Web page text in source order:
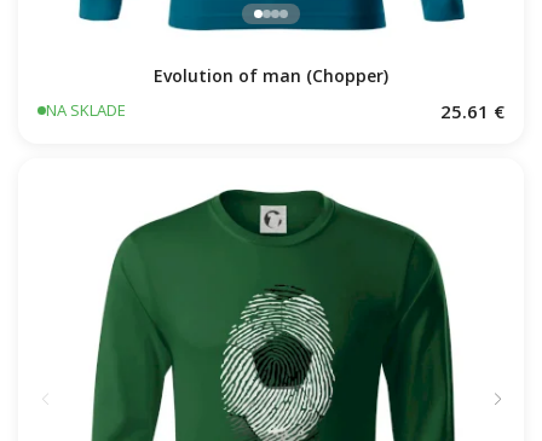
Evolution of man (Chopper)
NA SKLADE 25.61 €